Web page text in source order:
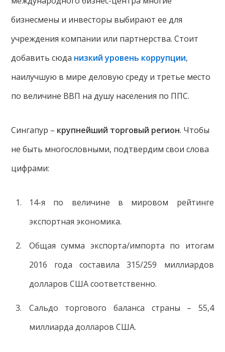
бизнесмены и инвесторы выбирают ее для
учреждения компании или партнерства. Стоит
добавить сюда низкий уровень коррупции,
наилучшую в мире деловую среду и третье место
по величине ВВП на душу населения по ППС.
Сингапур – крупнейший торговый регион. Чтобы
не быть многословными, подтвердим свои слова
цифрами:
14-я по величине в мировом рейтинге
экспортная экономика.
Общая сумма экспорта/импорта по итогам
2016 года составила 315/259 миллиардов
долларов США соответственно.
Сальдо торгового баланса страны – 55,4
миллиарда долларов США.